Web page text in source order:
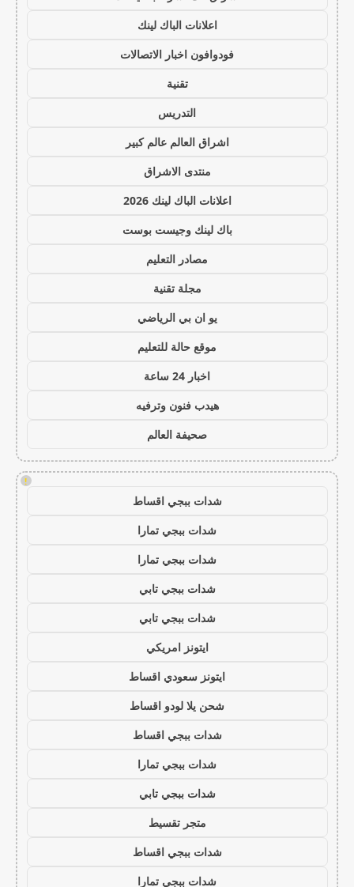
اعلانات الباك لينك
فودوافون اخبار الاتصالات
تقنية
التدريس
اشراق العالم عالم كبير
منتدى الاشراق
اعلانات الباك لينك 2026
باك لينك وجيست بوست
مصادر التعليم
مجلة تقنية
يو ان بي الرياضي
موقع حالة للتعليم
اخبار 24 ساعة
هيدب فنون وترفيه
صحيفة العالم
!
شدات ببجي اقساط
شدات ببجي تمارا
شدات ببجي تمارا
شدات ببجي تابي
شدات ببجي تابي
ايتونز امريكي
ايتونز سعودي اقساط
شحن يلا لودو اقساط
شدات ببجي اقساط
شدات ببجي تمارا
شدات ببجي تابي
متجر تقسيط
شدات ببجي اقساط
شدات ببجي تمارا